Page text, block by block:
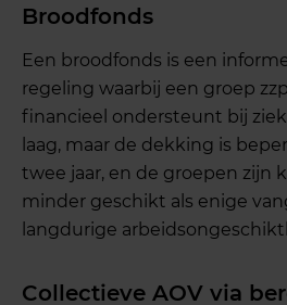
Broodfonds
Een broodfonds is een
regeling waarbij een groep
financieel ondersteunt bij
laag, maar de dekking is
twee jaar, en de groepen zijn
minder geschikt als enige
langdurige
Collectieve AOV via